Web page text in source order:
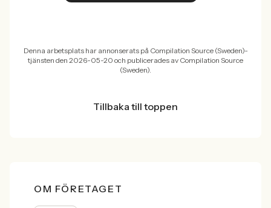
Denna arbetsplats har annonserats på Compilation Source (Sweden)-
tjänsten den 2026-05-20 och publicerades av Compilation Source
(Sweden).
Tillbaka till toppen
OM FÖRETAGET